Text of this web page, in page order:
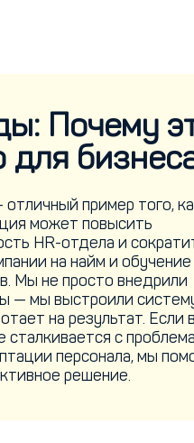
Почему
для
пример того,
может повысить
HR-отдела и
на найм и обучение
Мы не просто внедрили
— мы выстроили
на результат. Если
сталкивается с
персонала, мы
решение.